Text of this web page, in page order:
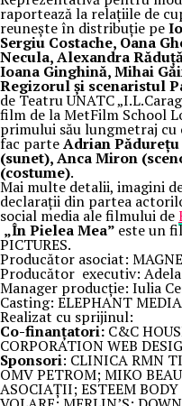
raportează la relațiile de
reunește în distribuție pe
Sergiu Costache, Oana
Necula, Alexandra
Ioana Ginghină, Mihai
Regizorul și scenaristul
de Teatru UNATC
film de la MetFilm School
primului său lungmetraj cu
fac parteAdrian
(sunet), Anca Miron
(costume).
Mai multe detalii, imagini
declarații din partea
social media ale filmului de
„În Pielea Mea” este un
PICTURES.
Producător asociat:
Producător executiv:
Manager producție: Iulia
Casting: ELEPHANT
Realizat cu sprijinul:
Co-finanțatori: C&C
CORPORATION WEB
Sponsori: CLINICA RMN
OMV PETROM; MIKO
ASOCIAȚII; ESTEEM